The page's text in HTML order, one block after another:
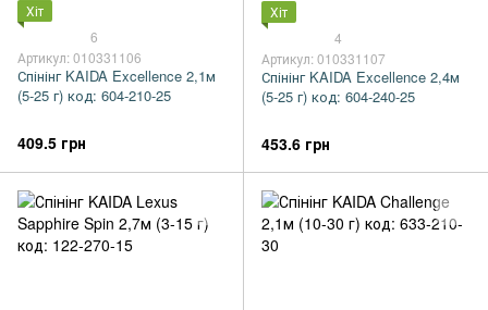
Хіт
6
Артикул: 010331106
Спінінг KAIDA Excellence 2,1м
(5-25 г) код: 604-210-25
409.5 грн
Хіт
4
Артикул: 010331107
Спінінг KAIDA Excellence 2,4м
(5-25 г) код: 604-240-25
453.6 грн